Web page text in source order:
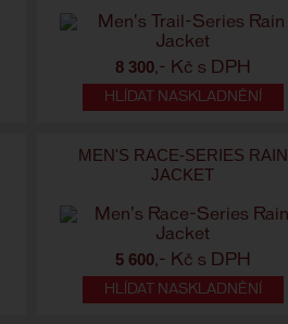
8 300,- Kč s DPH
HLÍDAT NASKLADNĚNÍ
MEN'S RACE-SERIES RAIN
JACKET
5 600,- Kč s DPH
HLÍDAT NASKLADNĚNÍ